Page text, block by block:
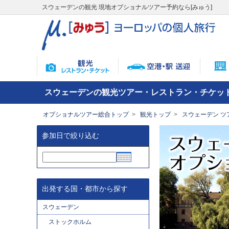
スウェーデンの観光 現地オプショナルツアー予約なら[みゅう]
スウェーデンの観光ツアー・レストラン・チケッ
オプショナルツアー総合トップ 観光トップ スウェーデン ツ
参加日で絞り込む
出発する国・都市から探す
スウェーデン
ストックホルム